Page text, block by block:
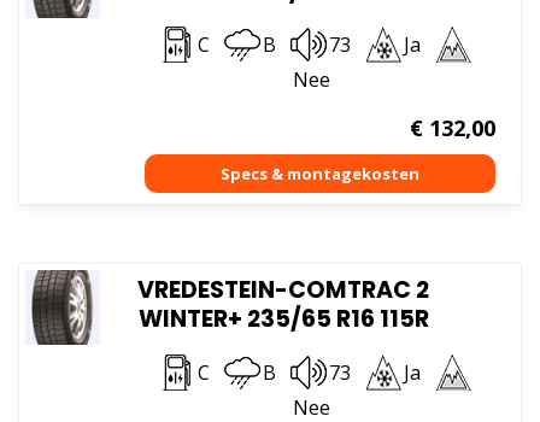
C B 73
Ja
Nee
€132,00
VREDESTEIN-COMTRAC 2
WINTER+ 235/65 R16 115R
C B 73
Ja
Nee